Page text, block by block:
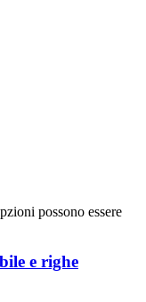
possono essere
e righe